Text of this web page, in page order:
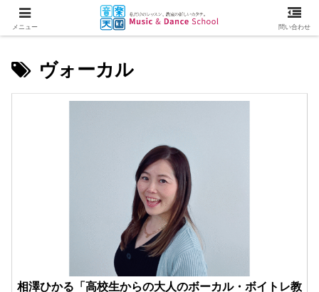
ヴォーカル
相澤ひかる「高校生からの大人のボーカル・ボイトレ教
メニュー 問い合わせ